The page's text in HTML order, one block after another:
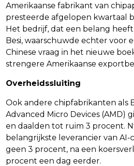
Amerikaanse fabrikant van
presteerde afgelopen kwartaal
Het bedrijf, dat een belang
Besi, waarschuwde echter voor
Chinese vraag in het nieuwe
strengere Amerikaanse
Overheidssluiting
Ook andere chipfabrikanten als
Advanced Micro Devices (AMD)
en daalden tot ruim 3 procent.
belangrijkste leverancier van AI-
geen 3 procent, na een
procent een dag eerder.